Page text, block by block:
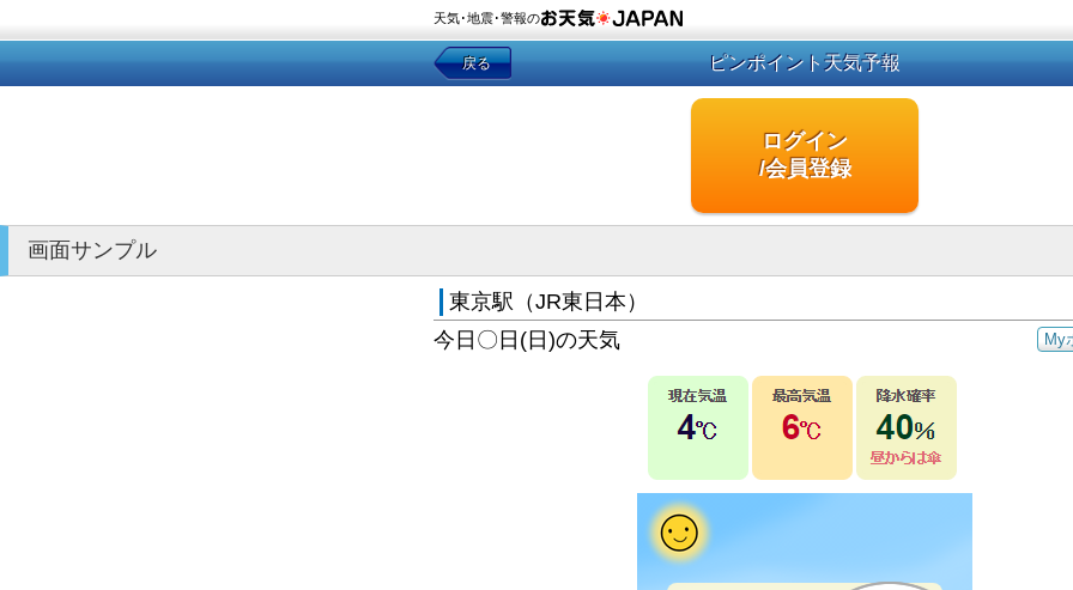
天気･地震･警報の
戻る ピンポイント天気予報
ログイン
/会員登録
画面サンプル
東京駅（JR東日本）
My
今日〇日(日)の天気